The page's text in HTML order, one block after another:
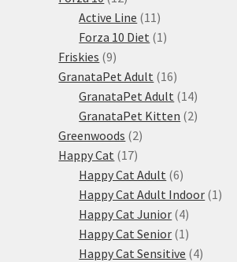
produktů
Active Line 11 11
produktů
Forza 10 Diet 1 1
Friskies 99
produktů
GranataPet Adult 1616
produktů
GranataPet Adult 1414
produktů
GranataPet Kitten 22
Greenwoods 22
Happy Cat 1717
produktů
Happy Cat Adult 66
produktů
Happy Cat Adult Indoor 1 1
Happy Cat Junior 44
produkty
Happy Cat Senior 1 1
produkt
Happy Cat Sensitive 44